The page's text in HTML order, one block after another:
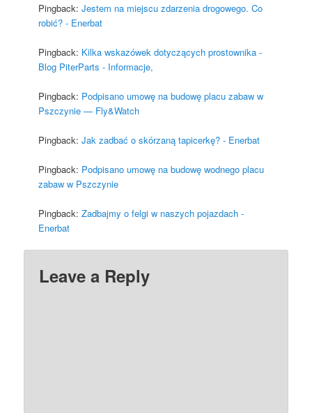
Pingback:Jestem na miejscu zdarzenia drogowego. Co
robić? - Enerbat
Pingback: Kilka wskazówek dotyczących prostownika -
Blog PiterParts - Informacje,
Pingback: Podpisano umowę na budowę placu zabaw w
Pszczynie — Fly&Watch
Pingback:Jak zadbać o skórzaną tapicerkę? - Enerbat
Pingback: Podpisano umowę na budowę wodnego placu
zabaw w Pszczynie
Pingback:Zadbajmy o felgi w naszych pojazdach -
Enerbat
Leave a Reply